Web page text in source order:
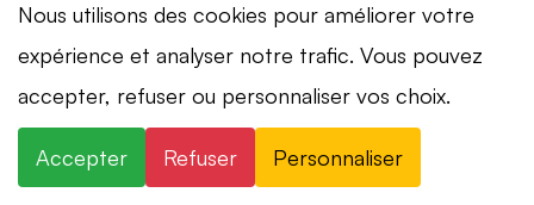
Vidéosurveillance à Mont-Tramelan
Installation de systèmes de vidéosurveillance à
{city} : caméras IP 4K, visionnage smartphone,
Nous utilisons des cookies pour améliorer votre
expérience et analyser notre trafic. Vous pouvez
accepter, refuser ou personnaliser vos choix.
Accepter Refuser Personnaliser
⚡ Intervention en 20 min· 24h/24 · 7j/7 ·
Devis gratuit
+41 78 319 32 82
WhatsApp